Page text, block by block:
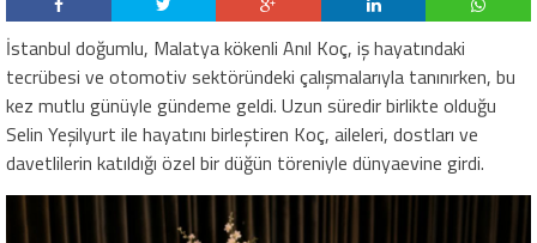
İstanbul doğumlu, Malatya kökenli Anıl Koç, iş hayatındaki
tecrübesi ve otomotiv sektöründeki çalışmalarıyla tanınırken, bu
kez mutlu günüyle gündeme geldi. Uzun süredir birlikte olduğu
Selin Yeşilyurt ile hayatını birleştiren Koç, aileleri, dostları ve
davetlilerin katıldığı özel bir düğün töreniyle dünyaevine girdi.